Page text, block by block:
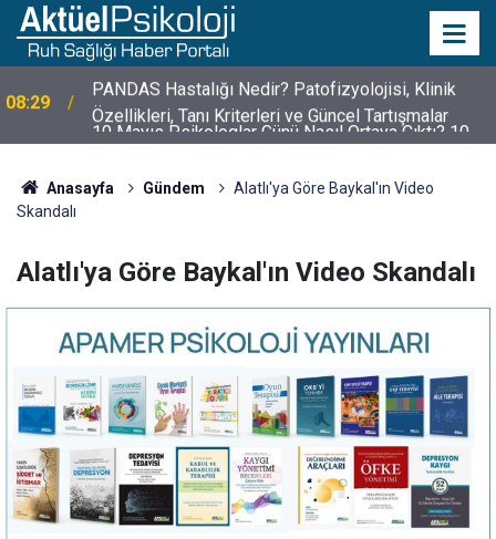
10:30
10 Mayıs Psikologlar Günü Nasıl Ortaya Çıktı? 10
Mayıs Tarihinin Hikayesi
Anasayfa Gündem
Alatlı'ya Göre Baykal'ın Video
Skandalı
Alatlı'ya Göre Baykal'ın Video Skandalı